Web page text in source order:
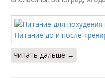
Читать дальше →